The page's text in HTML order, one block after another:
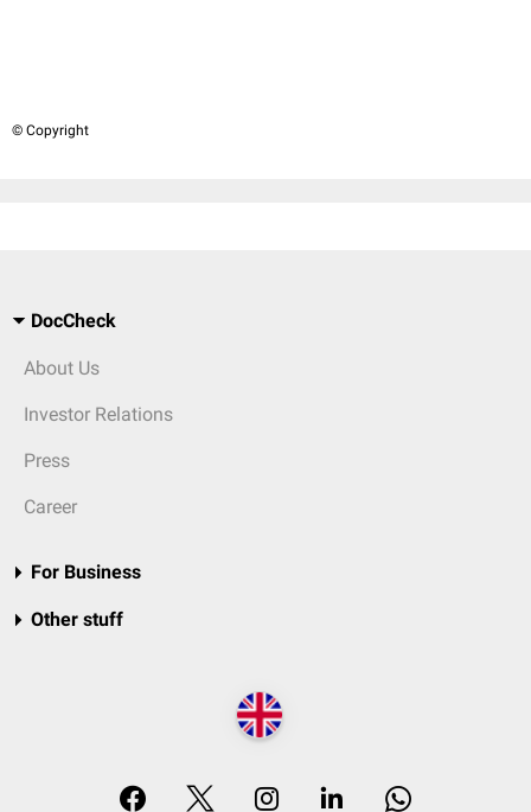
© Copyright
DocCheck
About Us
Investor Relations
Press
Career
For Business
Other stuff